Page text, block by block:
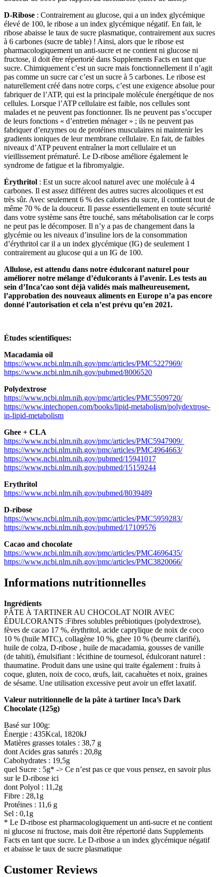
D-Ribose : Contrairement au glucose, qui a un index glycémique
élevé de 100, le ribose a un index glycémique négatif. En fait, le
ribose abaisse le taux de sucre plasmatique, contrairement aux sucres
à 6 carbones (sucre de table) ! Ainsi, alors que le ribose est
pharmacologiquement un anti-sucre et ne contient ni glucose ni
fructose, il doit être répertorié dans Supplements Facts en tant que
sucre. Chimiquement c’est un sucre mais fonctionnellement il n’agit
pas comme un sucre car c’est un sucre à 5 carbones. Le ribose est
naturellement créé dans notre corps, c’est une exigence absolue pour
fabriquer de l’ATP, qui est la principale molécule énergétique de nos
cellules. Lorsque l’ATP cellulaire est faible, nos cellules sont
malades et ne peuvent pas fonctionner. Ils ne peuvent pas s’occuper
de leurs fonctions « d’entretien ménager » ; ils ne peuvent pas
fabriquer d’enzymes ou de protéines musculaires ni maintenir les
gradients ioniques de leur membrane cellulaire. En fait, de faibles
niveaux d’ATP peuvent entraîner la mort cellulaire et un
vieillissement prématuré. Le D-ribose améliore également le
syndrome de fatigue et la fibromyalgie.
Érythritol : Est un sucre alcool naturel avec une molécule à 4
carbones. Il est assez différent des autres sucres alcooliques et est
très sûr. Avec seulement 6 % des calories du sucre, il contient tout de
même 70 % de la douceur. Il passe essentiellement en toute sécurité
dans votre système sans être touché, sans métabolisation car le corps
ne peut pas le décomposer. Il n’y a pas de changement dans la
glycémie ou les niveaux d’insuline lors de la consommation
d’érythritol car il a un index glycémique (IG) de seulement 1
contrairement au glucose qui a un IG de 100.
Allulose, est attendu dans notre édulcorant naturel pour
améliorer notre mélange d’édulcorants à l’avenir. Les tests au
sein d’Inca’cao sont déjà validés mais malheureusement,
l’approbation des nouveaux aliments en Europe n’a pas encore
donné l’autorisation et cela n’est prévu qu’en 2021.
Études scientifiques:
Macadamia oil
https://www.ncbi.nlm.nih.gov/pmc/articles/PMC5227969/
https://www.ncbi.nlm.nih.gov/pubmed/8006520
Polydextrose
https://www.ncbi.nlm.nih.gov/pmc/articles/PMC5509720/
https://www.intechopen.com/books/lipid-metabolism/polydextrose-
in-lipid-metabolism
Ghee + CLA
https://www.ncbi.nlm.nih.gov/pmc/articles/PMC5947909/
https://www.ncbi.nlm.nih.gov/pmc/articles/PMC4964663/
https://www.ncbi.nlm.nih.gov/pubmed/15941017
https://www.ncbi.nlm.nih.gov/pubmed/15159244
Erythritol
https://www.ncbi.nlm.nih.gov/pubmed/8039489
D-ribose
https://www.ncbi.nlm.nih.gov/pmc/articles/PMC5959283/
https://www.ncbi.nlm.nih.gov/pubmed/17109576
Cacao and chocolate
https://www.ncbi.nlm.nih.gov/pmc/articles/PMC4696435/
https://www.ncbi.nlm.nih.gov/pmc/articles/PMC3820066/
Informations nutritionnelles
Ingrédients
PÂTE À TARTINER AU CHOCOLAT NOIR AVEC
ÉDULCORANTS :Fibres solubles prébiotiques (polydextrose),
fèves de cacao 17 %, érythritol, acide caprylique de noix de coco
10 % (huile MTC), collagène 10 %, ghee 10 % (beurre clarifié),
huile de colza, D-ribose , huile de macadamia, gousses de vanille
(de tahiti), émulsifiant : lécithine de tournesol, édulcorant naturel :
thaumatine. Produit dans une usine qui traite également : fruits à
coque, gluten, noix de coco, œufs, lait, cacahuètes et noix, graines
de sésame. Une utilisation excessive peut avoir un effet laxatif.
Valeur nutritionnelle de la pâte à tartiner Inca’s Dark
Chocolate (125g)
Basé sur 100g:
Énergie : 435Kcal, 1820kJ
Matières grasses totales : 38,7 g
dont Acides gras saturés : 20,8g
Cabohydrates : 19,5g
quel Sucre : 5g* -> Ce n’est pas ce que vous pensez, en savoir plus
sur le D-ribose ici
dont Polyol : 11,2g
Fibre : 28,1g
Protéines : 11,6 g
Sel : 0,1g
* Le D-ribose est pharmacologiquement un anti-sucre et ne contient
ni glucose ni fructose, mais doit être répertorié dans Supplements
Facts en tant que sucre. Le D-ribose a un index glycémique négatif
et abaisse le taux de sucre plasmatique
Customer Reviews